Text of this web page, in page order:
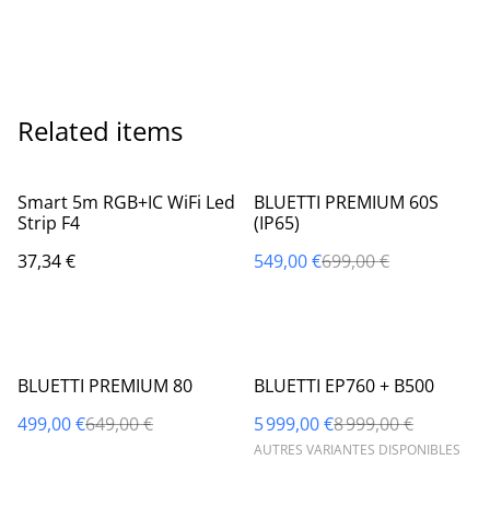
Related items
Smart 5m RGB+IC WiFi Led
Strip F4
37,34 €
%
BLUETTI PREMIUM 60S
(IP65)
549,00 €699,00 €
%
BLUETTI PREMIUM 80
499,00 €649,00 €
%
BLUETTI EP760 + B500
5 999,00 €8 999,00 €
AUTRES VARIANTES DISPONIBLES